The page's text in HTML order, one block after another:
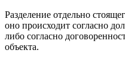
Разделение отдельно
оно происходит согласно
либо согласно
объекта.